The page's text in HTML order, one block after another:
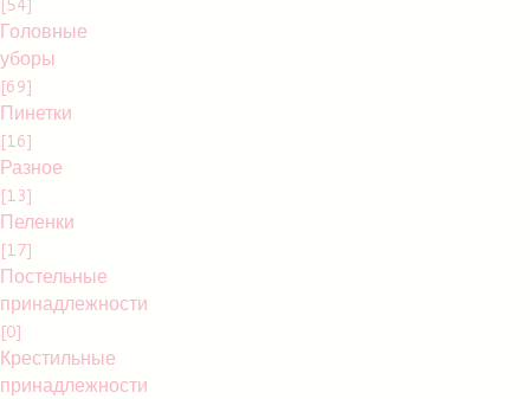
Головные
уборы
[69]
Пинетки
[16]
Разное
[13]
Пеленки
[17]
Постельные
принадлежности
[0]
Крестильные
принадлежности